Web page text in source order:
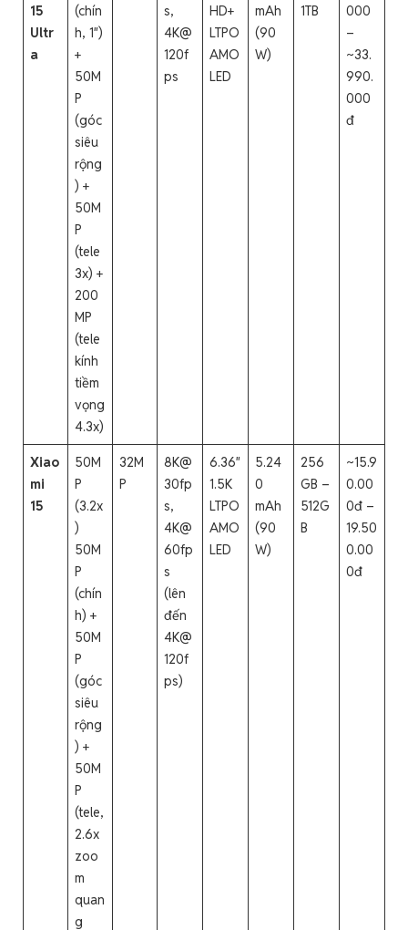
15
Ultr
a
(chín
h, 1″)
+
50M
P
(góc
siêu
rộng
) +
50M
P
(tele
3x) +
200
MP
(tele
kính
tiềm
vọng
4.3x)
s,
4K@
120f
ps
HD+
LTPO
AMO
LED
mAh
(90
W)
1TB
000
–
~33.
990.
000
đ
Xiao
mi
15
50M
P
(3.2x
)
50M
P
(chín
h) +
50M
P
(góc
siêu
rộng
) +
50M
P
(tele,
2.6x
zoo
m
quan
g
32M
P
8K@
30fp
s,
4K@
60fp
s
(lên
đến
4K@
120f
ps)
6.36″
1.5K
LTPO
AMO
LED
5.24
0
mAh
(90
W)
256
GB –
512G
B
~15.9
0.00
0đ –
19.50
0.00
0đ